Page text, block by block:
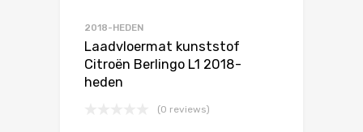
2018-HEDEN
Laadvloermat kunststof
Citroën Berlingo L1 2018-
heden
(0 reviews)